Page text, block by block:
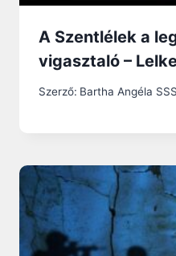
A Szentlélek a
vigasztaló –
Szerző: Bartha Angéla SSS